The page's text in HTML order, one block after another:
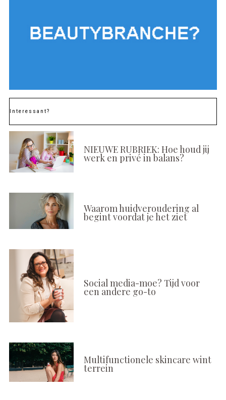
Interessant?
NIEUWE RUBRIEK: Hoe houd jij
werk en privé in balans?
Waarom huidveroudering al
begint voordat je het ziet
Social media-moe? Tijd voor
een andere go-to
Multifunctionele skincare wint
terrein